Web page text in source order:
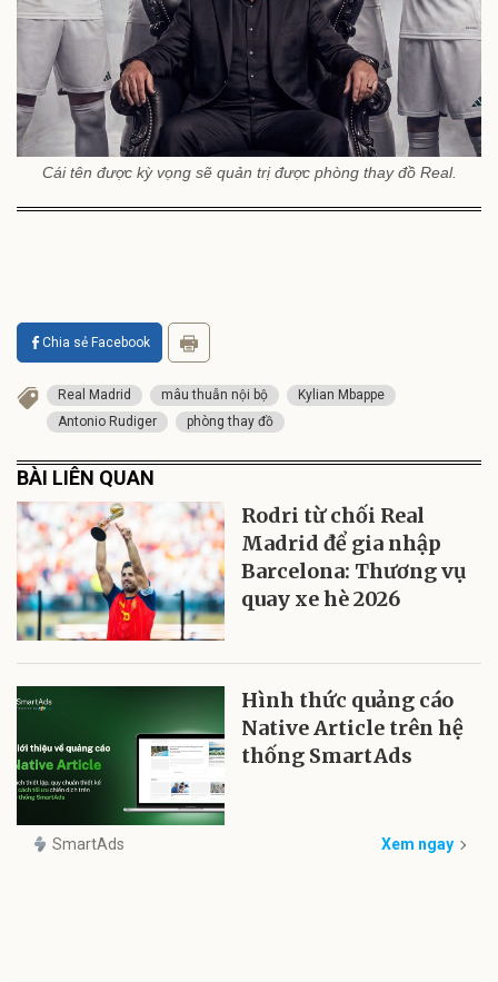
Cái tên được kỳ vọng sẽ quản trị được phòng thay đồ Real.
Chia sẻ Facebook
Real Madrid mâu thuẫn nội bộ
Kylian Mbappe
Antonio Rudiger
phòng thay đồ
BÀI LIÊN QUAN
Rodri từ chối Real
Madrid để gia nhập
Barcelona: Thương vụ
quay xe hè 2026
Hình thức quảng cáo
Native Article trên hệ
thống SmartAds
SmartAds Xem ngay